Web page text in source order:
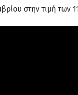
στην τιμή των